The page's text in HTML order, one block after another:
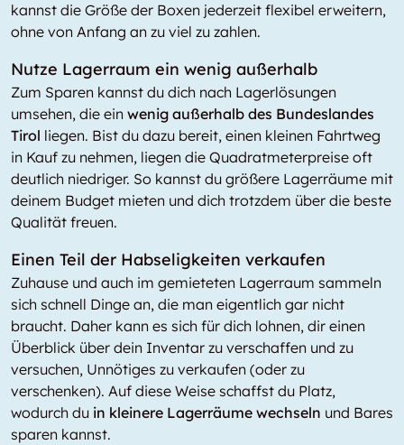
kannst die Größe der Boxen jederzeit flexibel erweitern,
ohne von Anfang an zu viel zu zahlen.
Nutze Lagerraum ein wenig außerhalb
Zum Sparen kannst du dich nach Lagerlösungen
umsehen, die ein wenig außerhalb des Bundeslandes
Tirol liegen. Bist du dazu bereit, einen kleinen Fahrtweg
in Kauf zu nehmen, liegen die Quadratmeterpreise oft
deutlich niedriger. So kannst du größere Lagerräume mit
deinem Budget mieten und dich trotzdem über die beste
Qualität freuen.
Einen Teil der Habseligkeiten verkaufen
Zuhause und auch im gemieteten Lagerraum sammeln
sich schnell Dinge an, die man eigentlich gar nicht
braucht. Daher kann es sich für dich lohnen, dir einen
Überblick über dein Inventar zu verschaffen und zu
versuchen, Unnötiges zu verkaufen (oder zu
verschenken). Auf diese Weise schaffst du Platz,
wodurch du in kleinere Lagerräume wechseln und Bares
sparen kannst.